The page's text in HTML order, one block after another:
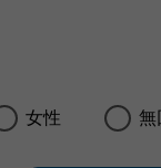
女性 無